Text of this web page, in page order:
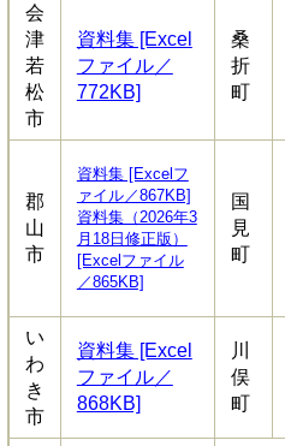
会
津
若
松
市
資料集 [Excel
ファイル／
772KB]
桑
折
町
郡
山
市
資料集 [Excelフ
ァイル／867KB]
資料集（2026年3
月18日修正版）
[Excelファイル
／865KB]
国
見
町
い
わ
き
市
資料集 [Excel
ファイル／
868KB]
川
俣
町